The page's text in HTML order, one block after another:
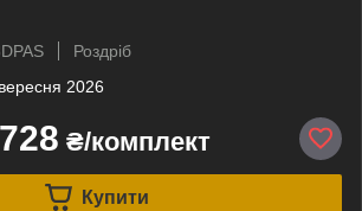
Роздріб
2026
₴/комплект
Купити